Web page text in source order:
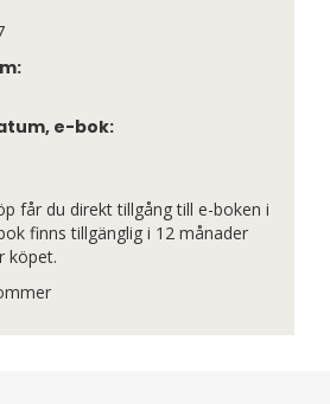
e-bok:
får du direkt tillgång till e-boken i
finns tillgänglig i 12 månader
köpet.